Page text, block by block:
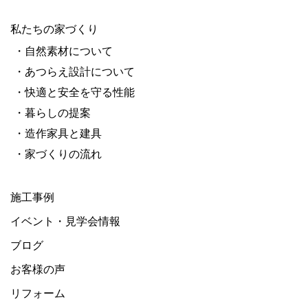
私たちの家づくり
・自然素材について
・あつらえ設計について
・快適と安全を守る性能
・暮らしの提案
・造作家具と建具
・家づくりの流れ
施工事例
イベント・見学会情報
ブログ
お客様の声
リフォーム